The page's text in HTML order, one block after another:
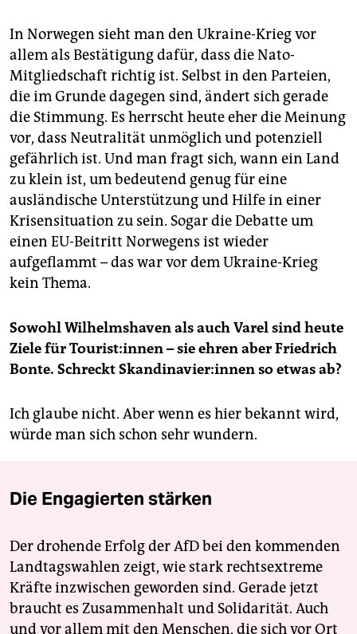
In Norwegen sieht man den Ukraine-Krieg vor
allem als Bestätigung dafür, dass die Nato-
Mitgliedschaft richtig ist. Selbst in den Parteien,
die im Grunde dagegen sind, ändert sich gerade
die Stimmung. Es herrscht heute eher die Meinung
vor, dass Neutralität unmöglich und potenziell
gefährlich ist. Und man fragt sich, wann ein Land
zu klein ist, um bedeutend genug für eine
ausländische Unterstützung und Hilfe in einer
Krisensituation zu sein. Sogar die Debatte um
einen EU-Beitritt Norwegens ist wieder
aufgeflammt – das war vor dem Ukraine-Krieg
kein Thema.
Sowohl Wilhelmshaven als auch Varel sind heute
Ziele für Tou­ris­t:in­nen – sie ehren aber Friedrich
Bonte. Schreckt Skan­di­na­vie­r:in­nen so etwas ab?
Ich glaube nicht. Aber wenn es hier bekannt wird,
würde man sich schon sehr wundern.
Die Engagierten stärken
Der drohende Erfolg der AfD bei den kommenden
Landtagswahlen zeigt, wie stark rechtsextreme
Kräfte inzwischen geworden sind. Gerade jetzt
braucht es Zusammenhalt und Solidarität. Auch
und vor allem mit den Menschen, die sich vor Ort